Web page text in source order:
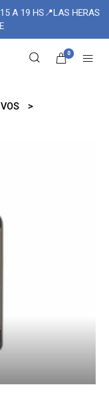
A 19 HS📍LAS HERAS
0